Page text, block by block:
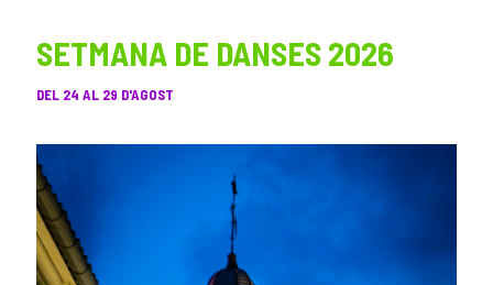
SETMANA DE DANSES 2026
DEL 24 AL 29 D'AGOST